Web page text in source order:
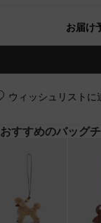
お届け
ウィッシュリストに
おすすめのバッグ